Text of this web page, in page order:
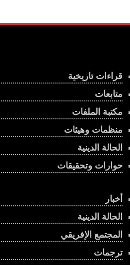
قراءات تاريخية
متابعات
مكتبة الملفات
منظمات وهيئات
الحالة الدينية
حوارات وتحقيقات
أخبار
الحالة الدينية
المجتمع الإفريقي
ترجمات